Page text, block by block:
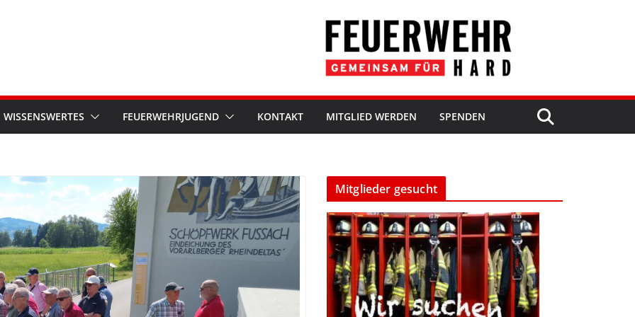
WISSENSWERTES FEUERWEHRJUGEND KONTAKT MITGLIED WERDEN SPENDEN
Mitglieder gesucht